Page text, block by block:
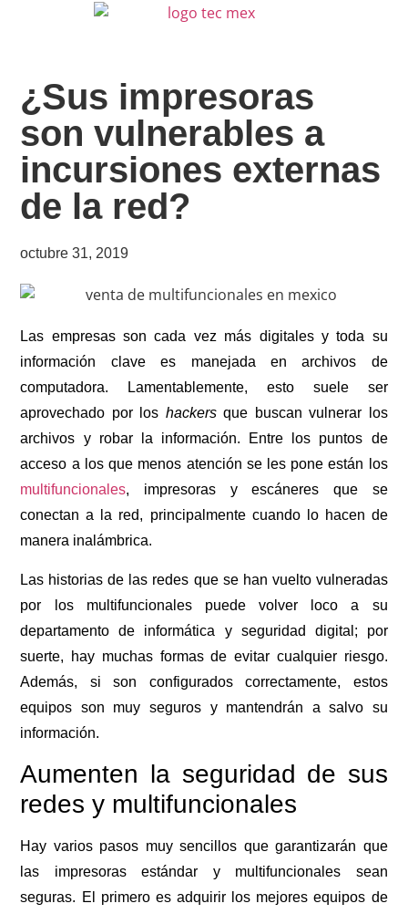
¿Sus impresoras
son vulnerables a
incursiones externas
de la red?
octubre 31, 2019
Las empresas son cada vez más digitales y toda su
información clave es manejada en archivos de
computadora. Lamentablemente, esto suele ser
aprovechado por los hackersque buscan vulnerar los
archivos y robar la información. Entre los puntos de
acceso a los que menos atención se les pone están los
multifuncionales, impresoras y escáneres que se
conectan a la red, principalmente cuando lo hacen de
manera inalámbrica.
Las historias de las redes que se han vuelto vulneradas
por los multifuncionales puede volver loco a su
departamento de informática y seguridad digital; por
suerte, hay muchas formas de evitar cualquier riesgo.
Además, si son configurados correctamente, estos
equipos son muy seguros y mantendrán a salvo su
información.
Aumenten la seguridad de sus
redes y multifuncionales
Hay varios pasos muy sencillos que garantizarán que
las impresoras estándar y multifuncionales sean
seguras. El primero es adquirir los mejores equipos de